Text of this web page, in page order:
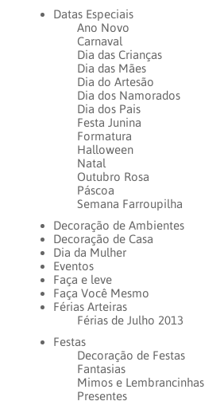
Datas Especiais
Ano Novo
Carnaval
Dia das Crianças
Dia das Mães
Dia do Artesão
Dia dos Namorados
Dia dos Pais
Festa Junina
Formatura
Halloween
Natal
Outubro Rosa
Páscoa
Semana Farroupilha
Decoração de Ambientes
Decoração de Casa
Dia da Mulher
Eventos
Faça e leve
Faça Você Mesmo
Férias Arteiras
Férias de Julho 2013
Festas
Decoração de Festas
Fantasias
Mimos e Lembrancinhas
Presentes